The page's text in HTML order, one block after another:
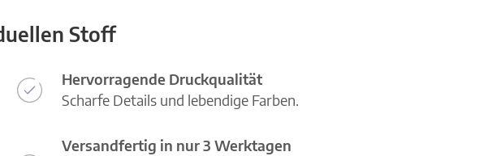
Stoff
Hervorragende Druckqualität
Scharfe Details und lebendige Farben.
Versandfertig in nur 3 Werktagen